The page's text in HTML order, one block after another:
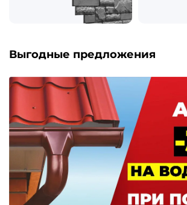
Выгодные предложения